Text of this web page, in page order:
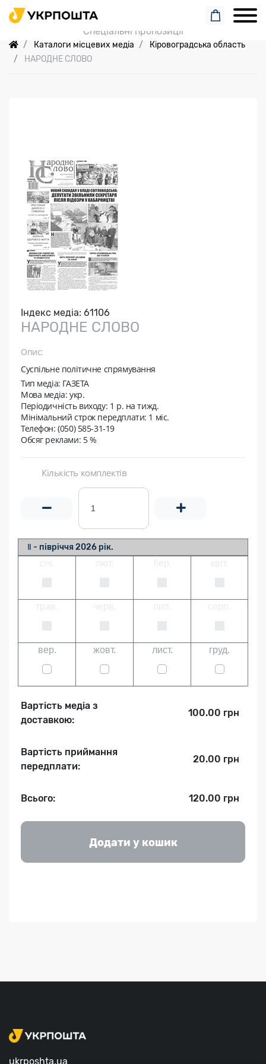
Пошук замовлення
Спеціальні пропозиції
Каталоги місцевих медіа
Кіровоградська область
НАРОДНЕ СЛОВО
Індекс медіа: 61106
НАРОДНЕ СЛОВО
Опис:
Суспільне політичне спрямування
Тип медіа: ГАЗЕТА
Мова медіа: укр.
Періодичність виходу: 1 р. на тижд.
Мінімальний строк передплати: 1 міс.
Телефон: (050) 585-31-19
Обсяг реклами: 5 %
Кількість комплектів
Ⅱ - півріччя 2026 рік.
вер. жовт. лист. груд.
Вартість медіа з
доставкою:
100.00 грн
Вартість приймання
передплати:
20.00 грн
Всього: 120.00 грн
Додати у кошик
ukrposhta.ua